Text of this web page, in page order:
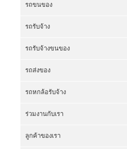
รถขนของ
รถรับจ้าง
รถรับจ้างขนของ
รถส่งของ
รถหกล้อรับจ้าง
ร่วมงานกับเรา
ลูกค้าของเรา